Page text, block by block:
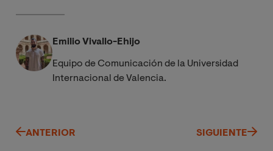
Emilio Vivallo-Ehijo
Equipo de Comunicación de la Universidad
Internacional de Valencia.
ANTERIOR SIGUIENTE